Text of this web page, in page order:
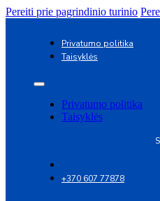
Pereiti prie pagrindinio turinio
Privatumo politika
Taisyklės
Privatumo politika
Taisyklės
+370 607 77878